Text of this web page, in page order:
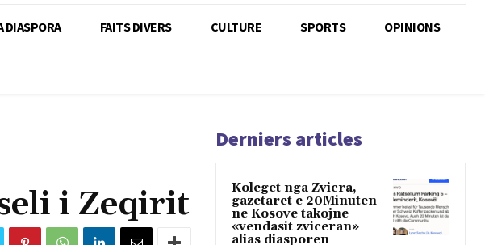
DIASPORA FAITS DIVERS CULTURE SPORTS OPINIONS
i Zeqirit
Derniers articles
Koleget nga Zvicra,
gazetaret e 20Minuten
ne Kosove takojne
«vendasit zviceran»
alias diasporen